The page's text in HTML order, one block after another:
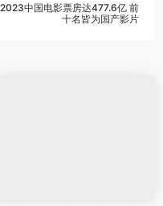
2023中国电影票房达477.6亿 前
十名皆为国产影片